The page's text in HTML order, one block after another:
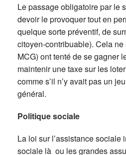
Le passage obligatoire par le
devoir le provoquer tout en
quelque sorte préventif, de
citoyen-contribuable). Cela
MCG) ont tenté de se gagner
maintenir une taxe sur les
comme s’il n’y avait pas un
général.
Politique sociale
La loi sur l’assistance
sociale là ou les grandes